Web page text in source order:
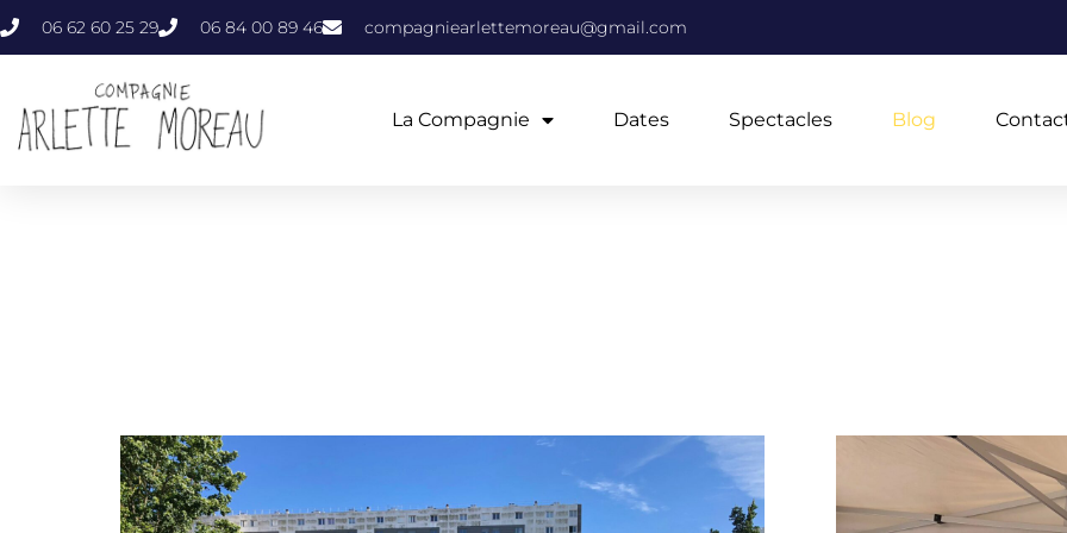
06 62 60 25 29 06 84 00 89 46 compagniearlettemoreau@gmail.com
La Compagnie Dates Spectacles Blog